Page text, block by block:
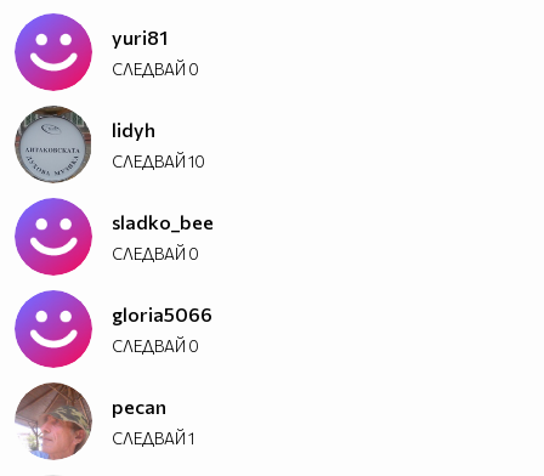
yuri81
СЛЕДВАЙ 0
lidyh
СЛЕДВАЙ10
sladko_bee
СЛЕДВАЙ 0
gloria5066
СЛЕДВАЙ 0
pecan
СЛЕДВАЙ1